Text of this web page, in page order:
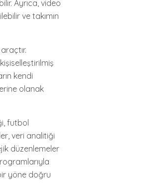
Ayrıca, video
ve takımın
kendi
olanak
futbol
veri analitiği
düzenlemeler
yöne doğru